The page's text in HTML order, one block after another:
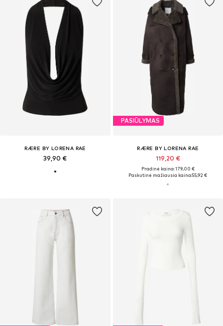
RÆRE BY LORENA RAE
39,90 €
PASIŪLYMAS
RÆRE BY LORENA RAE
119,20 €
Pradinė kaina: 179,00 €
Paskutinė mažiausia kaina:55,92 €